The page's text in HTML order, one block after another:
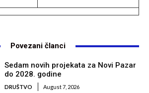
Povezani članci
Sedam novih projekata za Novi Pazar
do 2028. godine
DRUŠTVO August 7, 2026